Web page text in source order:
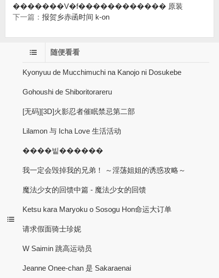
�������V�f������������ 原装
下一篇： 报贺乡赤函时间 k-on
随便看看
Kyonyuu de Mucchimuchi na Kanojo ni Dosukebe
Gohoushi de Shiboritorareru
[无码][3D]火影忍者催眠禁忌第二部
Lilamon 与 Icha Love 生活活动
����빝������
我一定会毁掉我的兄弟！ ～淫荡姐姐的诱惑攻略～
魔法少女的回馈中篇 - 魔法少女的回馈
Ketsu kara Maryoku o Sosogu Hon命运大订单
请求假面骑士珍妮
W Saimin 跳高运动员
Jeanne Onee-chan 是 Sakaraenai